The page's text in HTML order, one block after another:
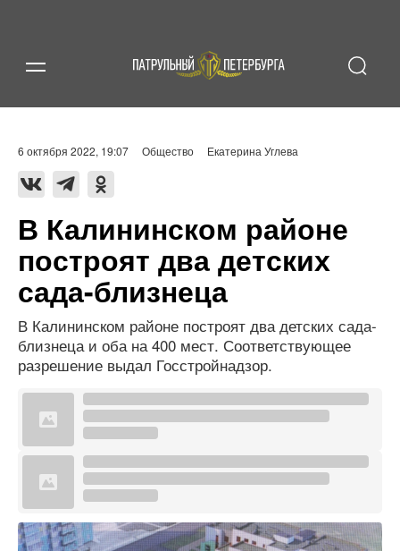
6 октября 2022, 19:07 Общество Екатерина Углева
В Калининском районе
построят два детских
сада-близнеца
В Калининском районе построят два детских сада-
близнеца и оба на 400 мест. Соответствующее
разрешение выдал Госстройнадзор.